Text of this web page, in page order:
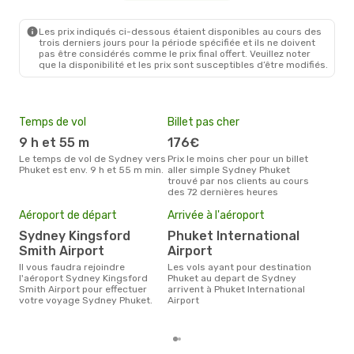
Les prix indiqués ci-dessous étaient disponibles au cours des
trois derniers jours pour la période spécifiée et ils ne doivent
pas être considérés comme le prix final offert. Veuillez noter
que la disponibilité et les prix sont susceptibles d’être modifiés.
Temps de vol
9 h et 55 m
Le temps de vol de Sydney vers
Phuket est env. 9 h et 55 m min.
Billet pas cher
176€
Prix le moins cher pour un billet
aller simple Sydney Phuket
trouvé par nos clients au cours
des 72 dernières heures
Aéroport de départ
Sydney Kingsford
Smith Airport
Il vous faudra rejoindre
l'aéroport Sydney Kingsford
Smith Airport pour effectuer
votre voyage Sydney Phuket.
Arrivée à l'aéroport
Phuket International
Airport
Les vols ayant pour destination
Phuket au depart de Sydney
arrivent à Phuket International
Airport